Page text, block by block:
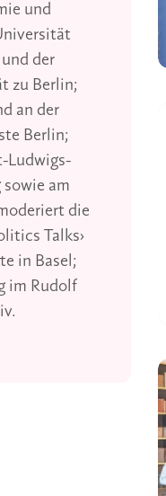
und
der
zu Berlin;
an der
Berlin;
Ludwigs-
am
die
Talks›
in Basel;
im Rudolf